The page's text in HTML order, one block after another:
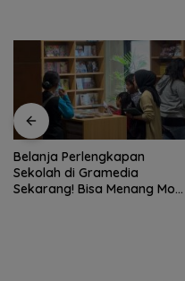
Belanja Perlengkapan
Sekolah di Gramedia
Sekarang! Bisa Menang Mobil